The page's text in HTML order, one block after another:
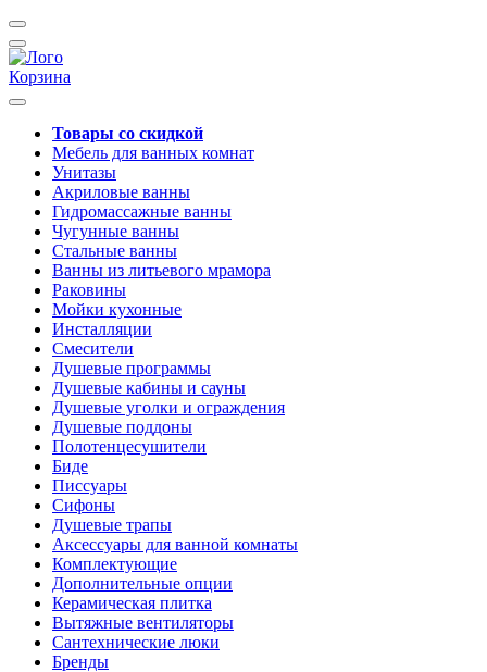
Корзина
Товары со скидкой
Мебель для ванных комнат
Унитазы
Акриловые ванны
Гидромассажные ванны
Чугунные ванны
Стальные ванны
Ванны из литьевого мрамора
Раковины
Мойки кухонные
Инсталляции
Смесители
Душевые программы
Душевые кабины и сауны
Душевые уголки и ограждения
Душевые поддоны
Полотенцесушители
Биде
Писсуары
Сифоны
Душевые трапы
Аксессуары для ванной комнаты
Комплектующие
Дополнительные опции
Керамическая плитка
Вытяжные вентиляторы
Сантехнические люки
Бренды